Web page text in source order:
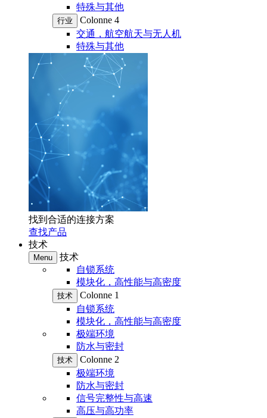
特殊与其他
行业
Colonne 4
交通，航空航天与无人机
特殊与其他
找到合适的连接方案
查找产品
技术
Menu
技术
自锁系统
模块化，高性能与高密度
技术
Colonne 1
自锁系统
模块化，高性能与高密度
极端环境
防水与密封
技术
Colonne 2
极端环境
防水与密封
信号完整性与高速
高压与高功率